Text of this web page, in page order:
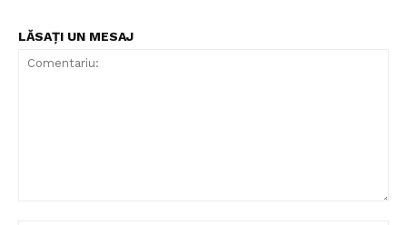
LĂSAȚI UN MESAJ